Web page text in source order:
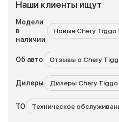
Наши клиенты ищут
Модели
в
наличии
Новые Chery Tiggo
Об авто Отзывы о Chery
Дилеры Дилеры Chery Tiggo
ТО Техническое